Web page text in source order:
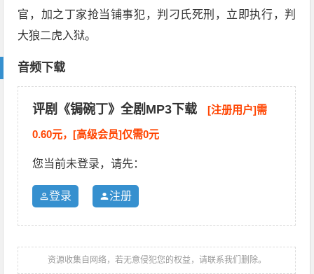
官，加之丁家抢当铺事犯，判刁氏死刑，立即执行，判
大狼二虎入狱。
音频下载
评剧《锔碗丁》全剧MP3下载 [注册用户]需
0.60元，[高级会员]仅需0元
您当前未登录，请先：
登录 注册
资源收集自网络，若无意侵犯您的权益，请联系我们删除。